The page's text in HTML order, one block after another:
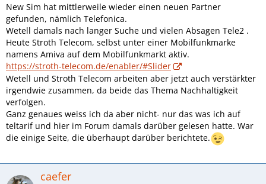
New Sim hat mittlerweile wieder einen neuen Partner
gefunden, nämlich Telefonica.
Wetell damals nach langer Suche und vielen Absagen Tele2 .
Heute Stroth Telecom, selbst unter einer Mobilfunkmarke
namens Amiva auf dem Mobilfunkmarkt aktiv.
https://stroth-telecom.de/enabler/#Slider
Wetell und Stroth Telecom arbeiten aber jetzt auch verstärkter
irgendwie zusammen, da beide das Thema Nachhaltigkeit
verfolgen.
Ganz genaues weiss ich da aber nicht- nur das was ich auf
teltarif und hier im Forum damals darüber gelesen hatte. War
die einige Seite, die überhaupt darüber berichtete.
caefer